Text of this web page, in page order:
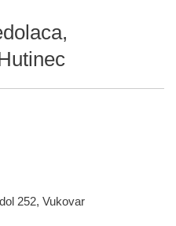
252, Vukovar